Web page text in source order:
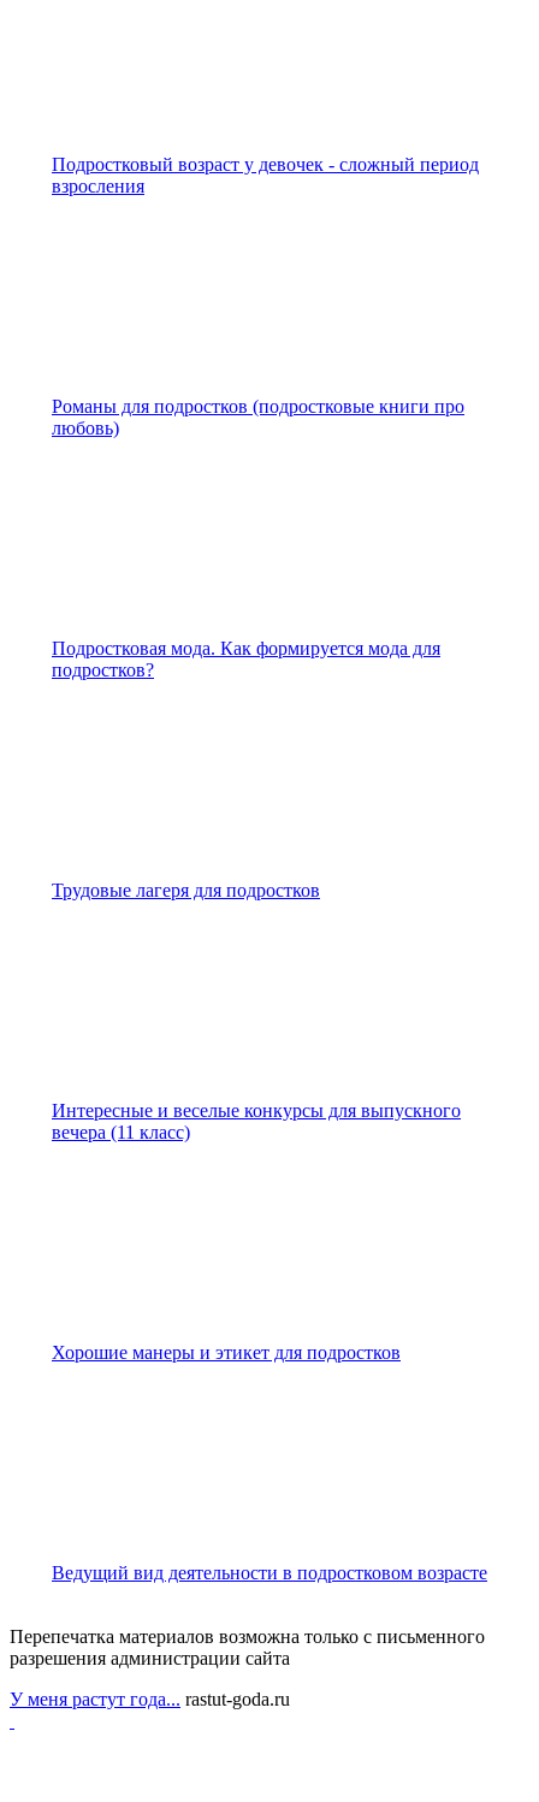
Подростковый возраст у девочек - сложный период
взросления
Романы для подростков (подростковые книги про
любовь)
Подростковая мода. Как формируется мода для
подростков?
Трудовые лагеря для подростков
Интересные и веселые конкурсы для выпускного
вечера (11 класс)
Хорошие манеры и этикет для подростков
Ведущий вид деятельности в подростковом возрасте
Перепечатка материалов возможна только с письменного
разрешения администрации сайта
У меня растут года... rastut-goda.ru